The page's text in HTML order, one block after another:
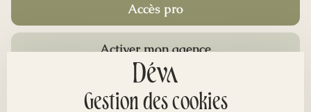
Accès pro
Activer mon agence
Gestion des cookies